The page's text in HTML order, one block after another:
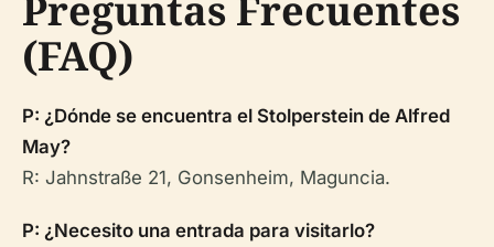
(FAQ)
P: ¿Dónde se encuentra el Stolperstein de Alfred
May?
R: Jahnstraße 21, Gonsenheim, Maguncia.
P: ¿Necesito una entrada para visitarlo?